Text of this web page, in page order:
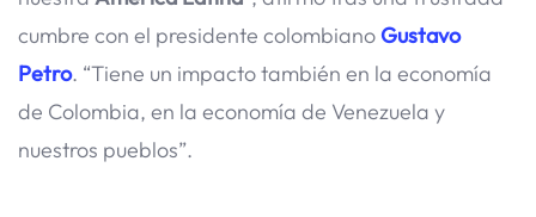
cumbre con el presidente colombianoGustavo
Petro. “Tiene un impacto también en la economía
de Colombia, en la economía de Venezuela y
nuestros pueblos”.